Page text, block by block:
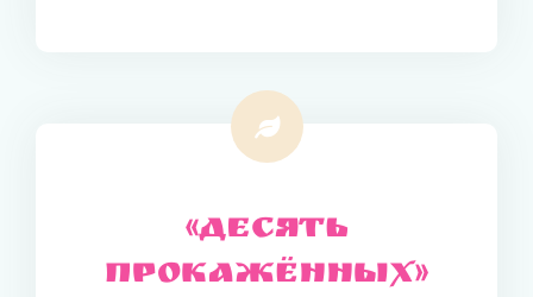
«Десять
прокажённых»